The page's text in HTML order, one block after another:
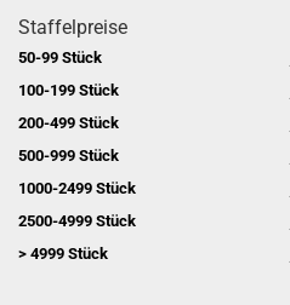
Staffelpreise
50-99 Stück
100-199 Stück
200-499 Stück
500-999 Stück
1000-2499 Stück
2500-4999 Stück
> 4999 Stück